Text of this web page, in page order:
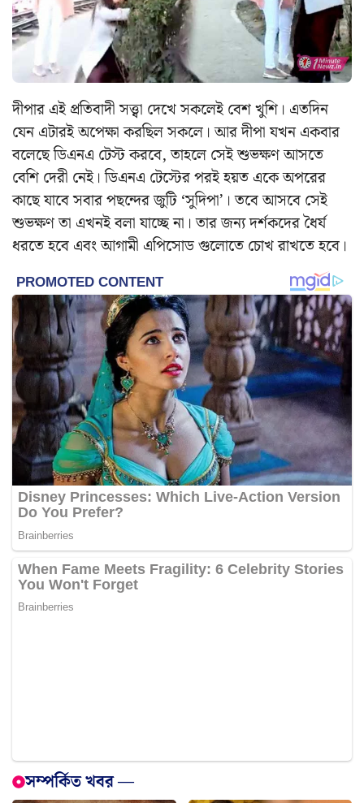
দীপার এই প্রতিবাদী সত্ত্বা দেখে সকলেই বেশ খুশি। এতদিন
যেন এটারই অপেক্ষা করছিল সকলে। আর দীপা যখন একবার
বলেছে ডিএনএ টেস্ট করবে, তাহলে সেই শুভক্ষণ আসতে
বেশি দেরী নেই। ডিএনএ টেস্টের পরই হয়ত একে অপরের
কাছে যাবে সবার পছন্দের জুটি ‘সুদিপা’। তবে আসবে সেই
শুভক্ষণ তা এখনই বলা যাচ্ছে না। তার জন্য দর্শকদের ধৈর্য
ধরতে হবে এবং আগামী এপিসোড গুলোতে চোখ রাখতে হবে।
সম্পর্কিত খবর —